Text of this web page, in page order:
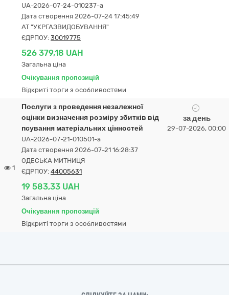
UA-2026-07-24-010237-a
Дата створення 2026-07-24 17:45:49
АТ "УКРГАЗВИДОБУВАННЯ"
ЄДРПОУ: 30019775
526 379,18 UAH
Загальна ціна
Очікування пропозицій
Відкриті торги з особливостями
1
Послуги з проведення незалежної
оцінки визначення розміру збитків від
псування матеріальних цінностей
UA-2026-07-21-010501-a
Дата створення 2026-07-21 16:28:37
ОДЕСЬКА МИТНИЦЯ
ЄДРПОУ: 44005631
19 583,33 UAH
Загальна ціна
Очікування пропозицій
Відкриті торги з особливостями
за день
29-07-2026, 00:00